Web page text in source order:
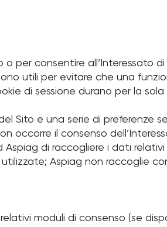
per consentire all’Interessato
utili per evitare che una
di sessione durano per la sola
Sito e una serie di preferenze
occorre il consenso
di raccogliere i dati
Aspiag non raccoglie
moduli di consenso (se